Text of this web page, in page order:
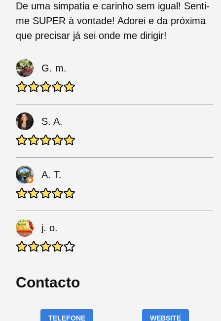
De uma simpatia e carinho sem igual! Senti-
me SUPER à vontade! Adorei e da próxima
que precisar já sei onde me dirigir!
G. m.
S. A.
A. T.
j. o.
Contacto
TELEFONE WEBSITE